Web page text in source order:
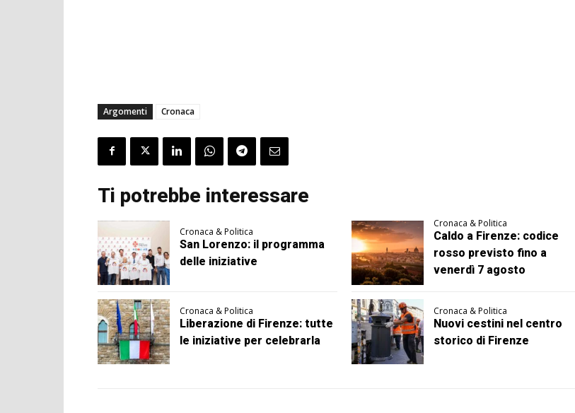
Argomenti Cronaca
Ti potrebbe interessare
Cronaca & Politica
San Lorenzo: il programma
delle iniziative
Cronaca & Politica
Caldo a Firenze: codice
rosso previsto fino a
venerdì 7 agosto
Cronaca & Politica
Liberazione di Firenze: tutte
le iniziative per celebrarla
Cronaca & Politica
Nuovi cestini nel centro
storico di Firenze